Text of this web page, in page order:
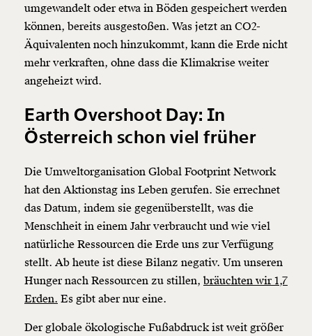
umgewandelt oder etwa in Böden gespeichert werden
können, bereits ausgestoßen. Was jetzt an CO2-
Äquivalenten noch hinzukommt, kann die Erde nicht
mehr verkraften, ohne dass die Klimakrise weiter
angeheizt wird.
Earth Overshoot Day: In
Österreich schon viel früher
Die Umweltorganisation Global Footprint Network
hat den Aktionstag ins Leben gerufen. Sie errechnet
das Datum, indem sie gegenüberstellt, was die
Menschheit in einem Jahr verbraucht und wie viel
natürliche Ressourcen die Erde uns zur Verfügung
stellt. Ab heute ist diese Bilanz negativ. Um unseren
Hunger nach Ressourcen zu stillen, bräuchten wir 1,7
Erden. Es gibt aber nur eine.
Der globale ökologische Fußabdruck ist weit größer